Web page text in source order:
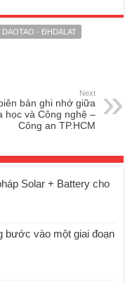
DAOTAO - ĐHDALAT
Next
bản ghi nhớ giữa
học và Công nghệ –
Công an TP.HCM
Solar + Battery cho
bước vào một giai đoạn